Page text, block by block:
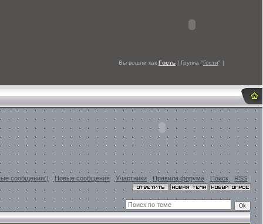
Вы вошли как Гость | Группа "Гости" |
сообщения() Новые сообщения Участники Правила форума Поиск RSS ]